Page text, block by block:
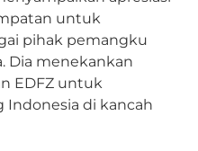
untuk
pihak pemangku
Dia menekankan
EDFZ untuk
Indonesia di kancah